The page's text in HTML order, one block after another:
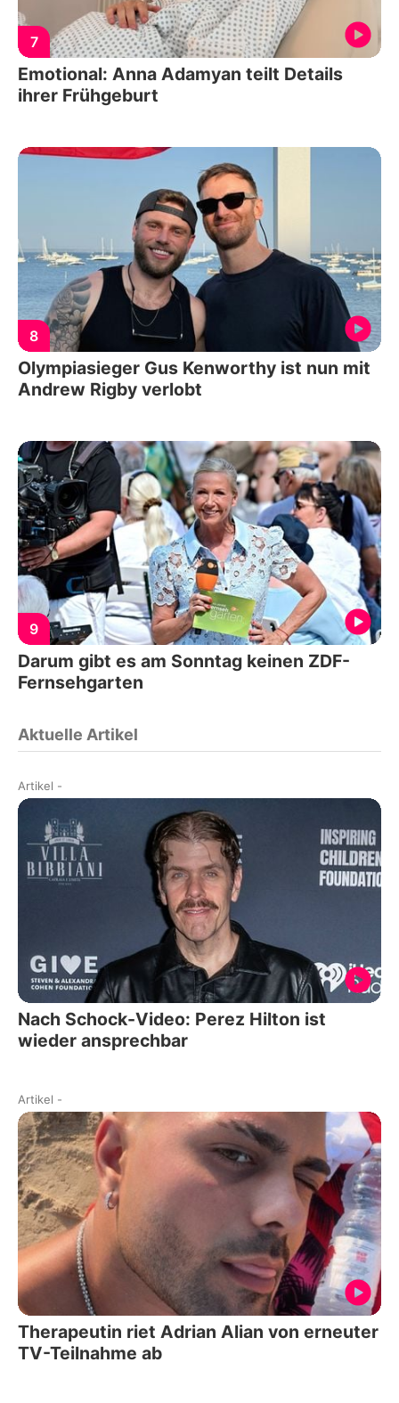
7
Emotional: Anna Adamyan teilt Details
ihrer Frühgeburt
8
Olympiasieger Gus Kenworthy ist nun mit
Andrew Rigby verlobt
9
Darum gibt es am Sonntag keinen ZDF-
Fernsehgarten
Aktuelle Artikel
Artikel -
Nach Schock-Video: Perez Hilton ist
wieder ansprechbar
Artikel -
Therapeutin riet Adrian Alian von erneuter
TV-Teilnahme ab